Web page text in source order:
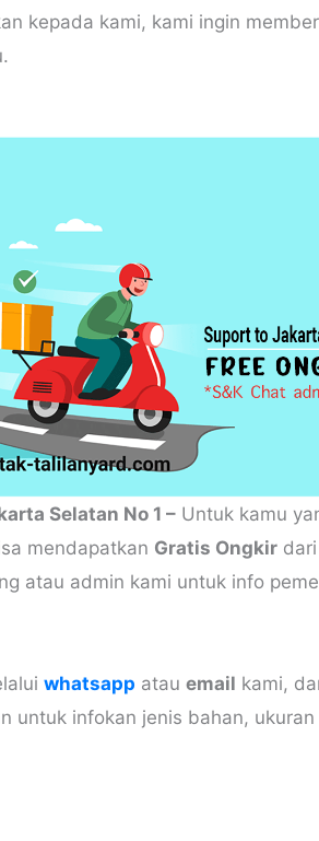
kepada kami, kami ingin
Selatan No 1 – Untuk kamu
mendapatkan Gratis Ongkir
atau admin kami untuk info
whatsapp atauemail kami,
untuk infokan jenis bahan,